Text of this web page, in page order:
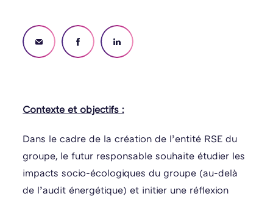
Contexte et objectifs :
Dans le cadre de la création de l’entité RSE du
groupe, le futur responsable souhaite étudier les
impacts socio-écologiques du groupe (au-delà
de l’audit énergétique) et initier une réflexion